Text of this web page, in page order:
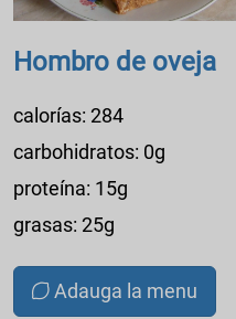
Hombro de oveja
calorías: 284
carbohidratos: 0g
proteína: 15g
grasas: 25g
Adauga la menu